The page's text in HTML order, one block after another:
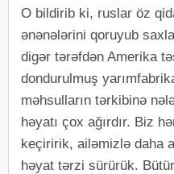
O bildirib ki, ruslar öz
ənənələrini qoruyub
digər tərəfdən Amerika
dondurulmuş
məhsulların tərkibinə
həyatı çox ağırdır. Biz
keçiririk, ailəmizlə daha
həyat tərzi sürürük.